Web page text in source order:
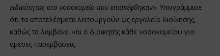
ειδικότητας στο νοσοκομείο που επισκέφθηκαν». Υπογράμμισε
ότι τα αποτελέσματα λειτουργούν ως εργαλείο διοίκησης,
καθώς τα λαμβάνει και ο διοικητής κάθε νοσοκομείου για
άμεσες παρεμβάσεις.